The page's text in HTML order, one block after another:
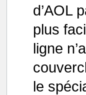
d’AOL
plus
ligne
le